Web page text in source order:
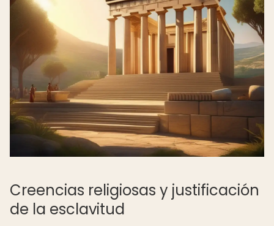
Creencias religiosas y justificación
de la esclavitud